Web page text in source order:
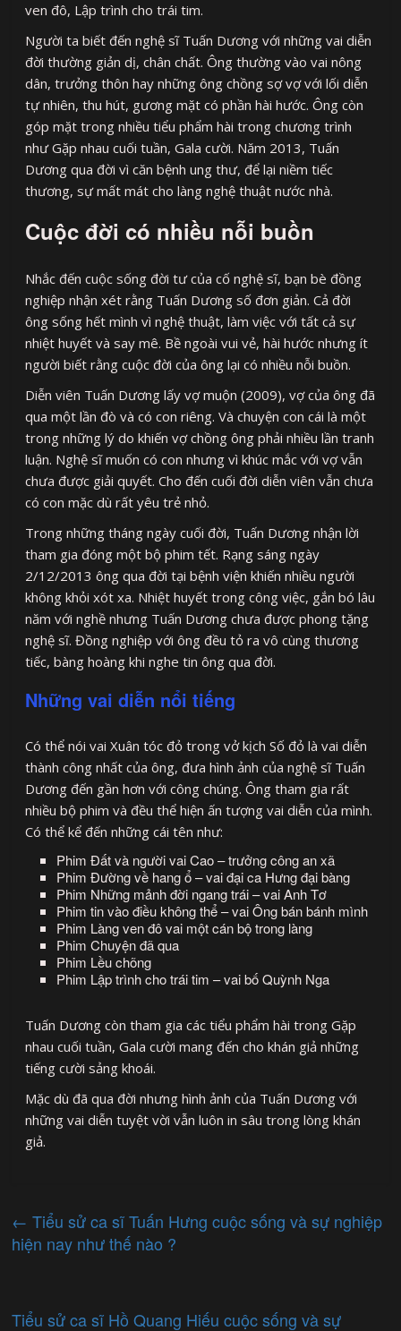
ven đô, Lập trình cho trái tim.
Người ta biết đến nghệ sĩ Tuấn Dương với những vai diễn
đời thường giản dị, chân chất. Ông thường vào vai nông
dân, trưởng thôn hay những ông chồng sợ vợ với lối diễn
tự nhiên, thu hút, gương mặt có phần hài hước. Ông còn
góp mặt trong nhiều tiểu phẩm hài trong chương trình
như Gặp nhau cuối tuần, Gala cười. Năm 2013, Tuấn
Dương qua đời vì căn bệnh ung thư, để lại niềm tiếc
thương, sự mất mát cho làng nghệ thuật nước nhà.
Cuộc đời có nhiều nỗi buồn
Nhắc đến cuộc sống đời tư của cố nghệ sĩ, bạn bè đồng
nghiệp nhận xét rằng Tuấn Dương số đơn giản. Cả đời
ông sống hết mình vì nghệ thuật, làm việc với tất cả sự
nhiệt huyết và say mê. Bề ngoài vui vẻ, hài hước nhưng ít
người biết rằng cuộc đời của ông lại có nhiều nỗi buồn.
Diễn viên Tuấn Dương lấy vợ muộn (2009), vợ của ông đã
qua một lần đò và có con riêng. Và chuyện con cái là một
trong những lý do khiến vợ chồng ông phải nhiều lần tranh
luận. Nghệ sĩ muốn có con nhưng vì khúc mắc với vợ vẫn
chưa được giải quyết. Cho đến cuối đời diễn viên vẫn chưa
có con mặc dù rất yêu trẻ nhỏ.
Trong những tháng ngày cuối đời, Tuấn Dương nhận lời
tham gia đóng một bộ phim tết. Rạng sáng ngày
2/12/2013 ông qua đời tại bệnh viện khiến nhiều người
không khỏi xót xa. Nhiệt huyết trong công việc, gắn bó lâu
năm với nghề nhưng Tuấn Dương chưa được phong tặng
nghệ sĩ. Đồng nghiệp với ông đều tỏ ra vô cùng thương
tiếc, bàng hoàng khi nghe tin ông qua đời.
Những vai diễn nổi tiếng
Có thể nói vai Xuân tóc đỏ trong vở kịch Số đỏ là vai diễn
thành công nhất của ông, đưa hình ảnh của nghệ sĩ Tuấn
Dương đến gần hơn với công chúng. Ông tham gia rất
nhiều bộ phim và đều thể hiện ấn tượng vai diễn của mình.
Có thể kể đến những cái tên như:
Phim Đất và người vai Cao – trưởng công an xã
Phim Đường về hang ổ – vai đại ca Hưng đại bàng
Phim Những mảnh đời ngang trái – vai Anh Tơ
Phim tin vào điều không thể – vai Ông bán bánh mình
Phim Làng ven đô vai một cán bộ trong làng
Phim Chuyện đã qua
Phim Lều chõng
Phim Lập trình cho trái tim – vai bố Quỳnh Nga
Tuấn Dương còn tham gia các tiểu phẩm hài trong Gặp
nhau cuối tuần, Gala cười mang đến cho khán giả những
tiếng cười sảng khoái.
Mặc dù đã qua đời nhưng hình ảnh của Tuấn Dương với
những vai diễn tuyệt vời vẫn luôn in sâu trong lòng khán
giả.
← Tiểu sử ca sĩ Tuấn Hưng cuộc sống và sự nghiệp
hiện nay như thế nào ?
Tiểu sử ca sĩ Hồ Quang Hiếu cuộc sống và sự